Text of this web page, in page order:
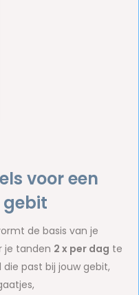
voor een
gebit
de basis van je
je tanden 2 x per dag te
past bij jouw gebit,